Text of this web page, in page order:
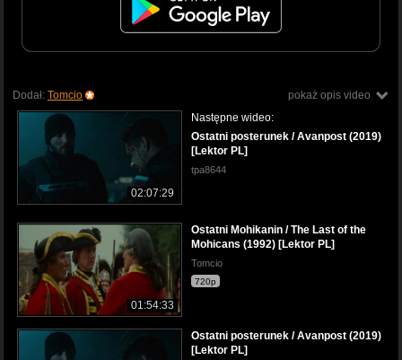
pokaż opis video
Dodał: Tomcio
02:07:29
Następne wideo:
Ostatni posterunek / Avanpost (2019)
[Lektor PL]
tpa8644
01:54:33
Ostatni Mohikanin / The Last of the
Mohicans (1992) [Lektor PL]
Tomcio
720p
Ostatni posterunek / Avanpost (2019)
[Lektor PL]